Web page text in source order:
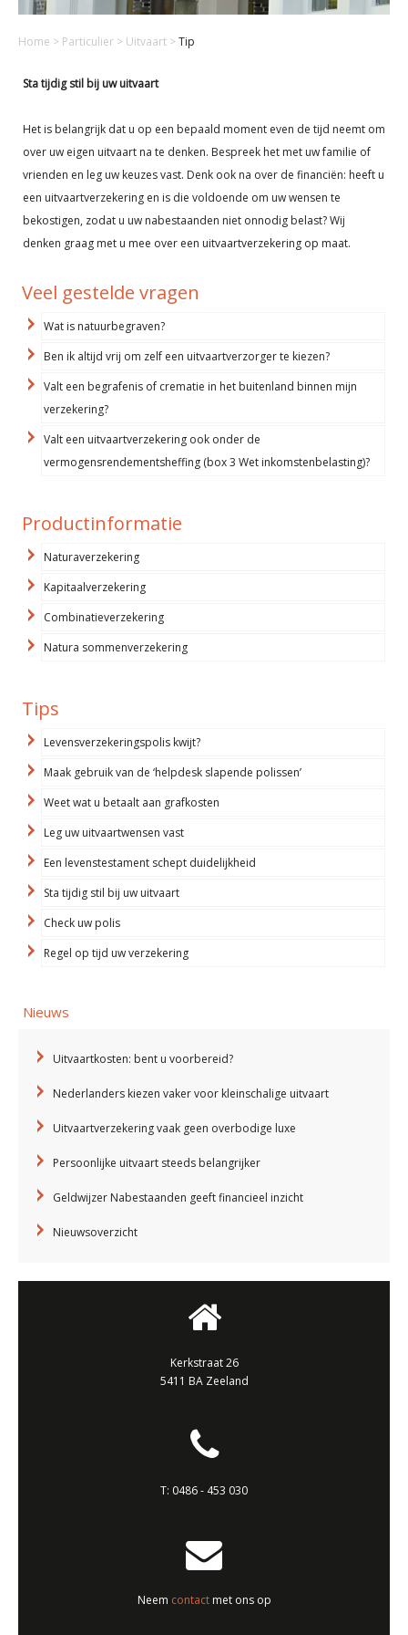
Home > Particulier > Uitvaart >Tip
Sta tijdig stil bij uw uitvaart
Het is belangrijk dat u op een bepaald moment even de tijd neemt om
over uw eigen uitvaart na te denken. Bespreek het met uw familie of
vrienden en leg uw keuzes vast. Denk ook na over de financiën: heeft u
een uitvaartverzekering en is die voldoende om uw wensen te
bekostigen, zodat u uw nabestaanden niet onnodig belast? Wij
denken graag met u mee over een uitvaartverzekering op maat.
Veel gestelde vragen
Wat is natuurbegraven?
Ben ik altijd vrij om zelf een uitvaartverzorger te kiezen?
Valt een begrafenis of crematie in het buitenland binnen mijn
verzekering?
Valt een uitvaartverzekering ook onder de
vermogensrendementsheffing (box 3 Wet inkomstenbelasting)?
Productinformatie
Naturaverzekering
Kapitaalverzekering
Combinatieverzekering
Natura sommenverzekering
Tips
Levensverzekeringspolis kwijt?
Maak gebruik van de ‘helpdesk slapende polissen’
Weet wat u betaalt aan grafkosten
Leg uw uitvaartwensen vast
Een levenstestament schept duidelijkheid
Sta tijdig stil bij uw uitvaart
Check uw polis
Regel op tijd uw verzekering
Nieuws
Uitvaartkosten: bent u voorbereid?
Nederlanders kiezen vaker voor kleinschalige uitvaart
Uitvaartverzekering vaak geen overbodige luxe
Persoonlijke uitvaart steeds belangrijker
Geldwijzer Nabestaanden geeft financieel inzicht
Nieuwsoverzicht
Kerkstraat 26
5411 BA Zeeland
T: 0486 - 453 030
Neem contactmet ons op